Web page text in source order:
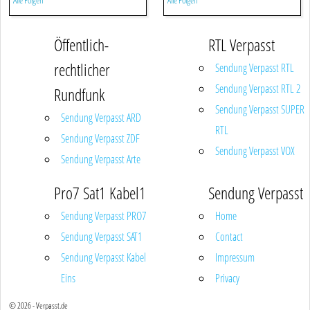
Öffentlich-
rechtlicher
Rundfunk
Sendung Verpasst ARD
Sendung Verpasst ZDF
Sendung Verpasst Arte
RTL Verpasst
Sendung Verpasst RTL
Sendung Verpasst RTL 2
Sendung Verpasst SUPER
RTL
Sendung Verpasst VOX
Pro7 Sat1 Kabel1
Sendung Verpasst PRO7
Sendung Verpasst SAT1
Sendung Verpasst Kabel
Eins
Sendung Verpasst
Home
Contact
Impressum
Privacy
© 2026 - Verpasst.de